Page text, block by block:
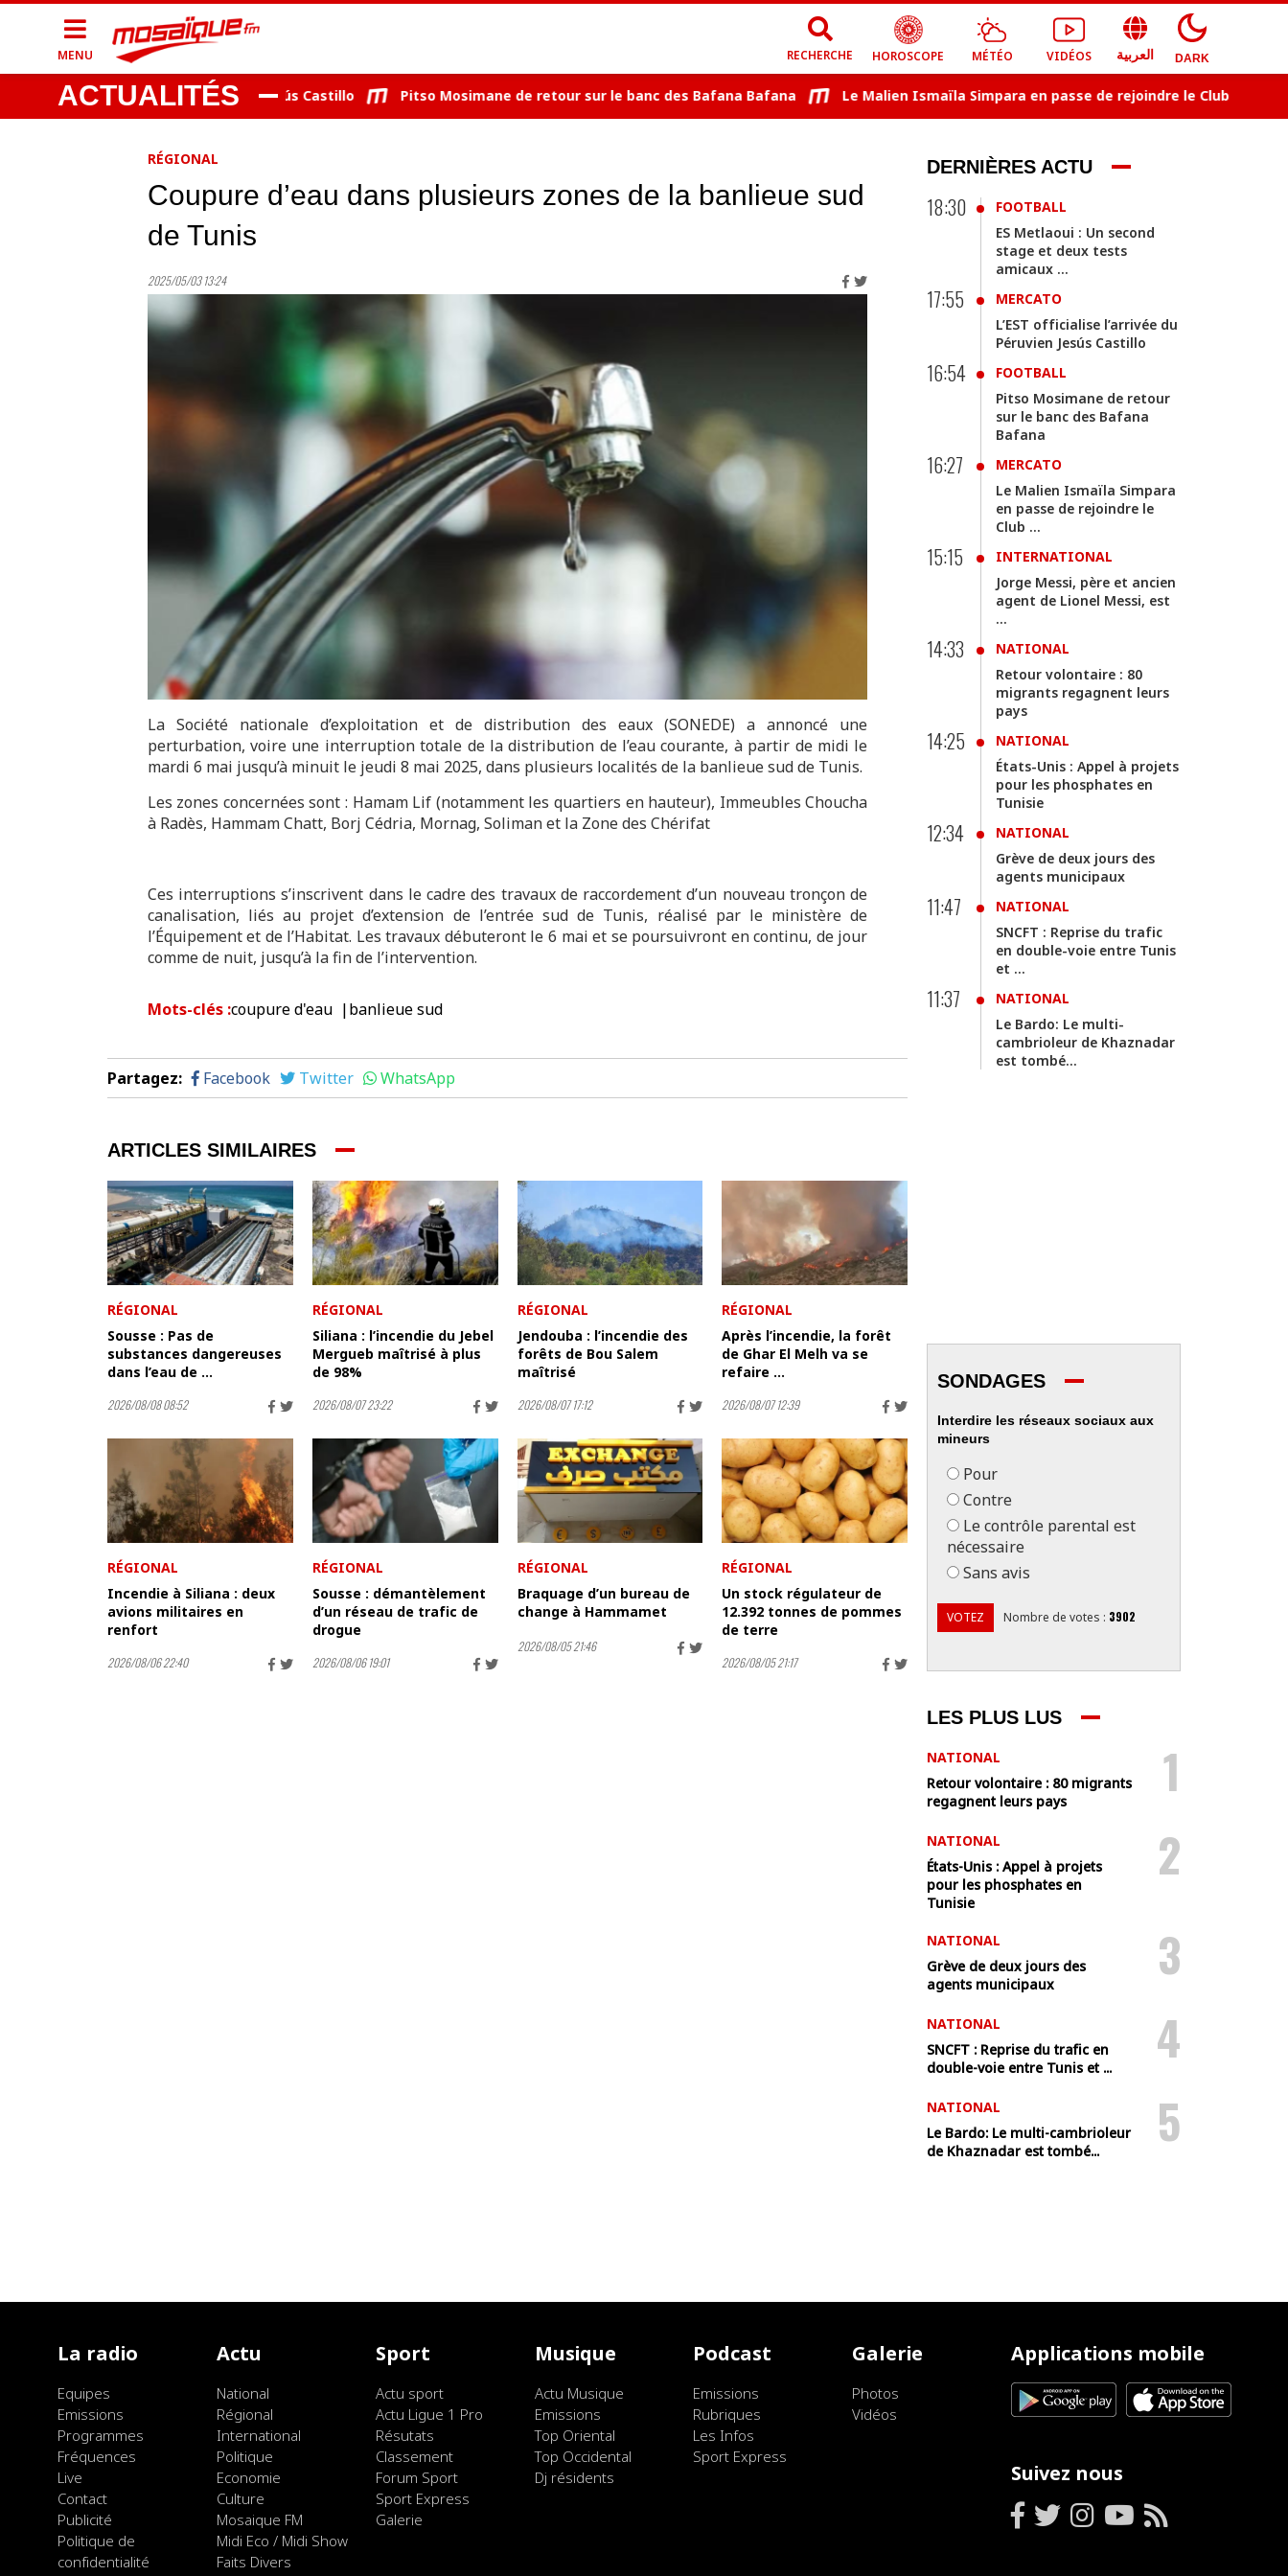
MENU RECHERCHE HOROSCOPE MÉTÉO VIDÉOS العربية DARK
ACTUALITÉS
officialise l’arrivée du Péruvien Jesús Castillo Pitso Mosimane de retour sur le banc des Bafana Bafana Le Malien Ismaïla Simpara en passe de rejoindre le Club Africain
RÉGIONAL
Coupure d’eau dans plusieurs zones de la banlieue sud
de Tunis
2025/05/03 13:24
La Société nationale d’exploitation et de distribution des eaux (SONEDE) a annoncé une
perturbation, voire une interruption totale de la distribution de l’eau courante, à partir de midi le
mardi 6 mai jusqu’à minuit le jeudi 8 mai 2025, dans plusieurs localités de la banlieue sud de Tunis.
Les zones concernées sont : Hamam Lif (notamment les quartiers en hauteur), Immeubles Choucha
à Radès, Hammam Chatt, Borj Cédria, Mornag, Soliman et la Zone des Chérifat
Ces interruptions s’inscrivent dans le cadre des travaux de raccordement d’un nouveau tronçon de
canalisation, liés au projet d’extension de l’entrée sud de Tunis, réalisé par le ministère de
l’Équipement et de l’Habitat. Les travaux débuteront le 6 mai et se poursuivront en continu, de jour
comme de nuit, jusqu’à la fin de l’intervention.
Mots-clés:coupure d'eau banlieue sud
Partagez: Facebook Twitter WhatsApp
ARTICLES SIMILAIRES
RÉGIONAL
Sousse : Pas de
substances dangereuses
dans l’eau de ...
2026/08/08 08:52
RÉGIONAL
Siliana : l’incendie du Jebel
Mergueb maîtrisé à plus
de 98%
2026/08/07 23:22
RÉGIONAL
Jendouba : l’incendie des
forêts de Bou Salem
maîtrisé
2026/08/07 17:12
RÉGIONAL
Après l’incendie, la forêt
de Ghar El Melh va se
refaire ...
2026/08/07 12:39
RÉGIONAL
Incendie à Siliana : deux
avions militaires en
renfort
2026/08/06 22:40
RÉGIONAL
Sousse : démantèlement
d’un réseau de trafic de
drogue
2026/08/06 19:01
RÉGIONAL
Braquage d’un bureau de
change à Hammamet
2026/08/05 21:46
RÉGIONAL
Un stock régulateur de
12.392 tonnes de pommes
de terre
2026/08/05 21:17
DERNIÈRES ACTU
18:30
FOOTBALL
ES Metlaoui : Un second
stage et deux tests
amicaux ...
17:55
MERCATO
L’EST officialise l’arrivée du
Péruvien Jesús Castillo
16:54
FOOTBALL
Pitso Mosimane de retour
sur le banc des Bafana
Bafana
16:27
MERCATO
Le Malien Ismaïla Simpara
en passe de rejoindre le
Club ...
15:15
INTERNATIONAL
Jorge Messi, père et ancien
agent de Lionel Messi, est
...
14:33
NATIONAL
Retour volontaire : 80
migrants regagnent leurs
pays
14:25
NATIONAL
États-Unis : Appel à projets
pour les phosphates en
Tunisie
12:34
NATIONAL
Grève de deux jours des
agents municipaux
11:47
NATIONAL
SNCFT : Reprise du trafic
en double-voie entre Tunis
et ...
11:37
NATIONAL
Le Bardo: Le multi-
cambrioleur de Khaznadar
est tombé...
SONDAGES
Interdire les réseaux sociaux aux
mineurs
Pour
Contre
Le contrôle parental est
nécessaire
Sans avis
VOTEZ Nombre de votes : 3902
LES PLUS LUS
NATIONAL
Retour volontaire : 80 migrants
regagnent leurs pays
1
NATIONAL
États-Unis : Appel à projets
pour les phosphates en
Tunisie
2
NATIONAL
Grève de deux jours des
agents municipaux
3
NATIONAL
SNCFT : Reprise du trafic en
double-voie entre Tunis et ...
4
NATIONAL
Le Bardo: Le multi-cambrioleur
de Khaznadar est tombé...
5
La radio
Equipes
Emissions
Programmes
Fréquences
Live
Contact
Publicité
Politique de
confidentialité
Actu
National
Régional
International
Politique
Economie
Culture
Mosaique FM
Midi Eco / Midi Show
Faits Divers
Sport
Actu sport
Actu Ligue 1 Pro
Résutats
Classement
Forum Sport
Sport Express
Galerie
Musique
Actu Musique
Emissions
Top Oriental
Top Occidental
Dj résidents
Podcast
Emissions
Rubriques
Les Infos
Sport Express
Galerie
Photos
Vidéos
Applications mobile
Suivez nous